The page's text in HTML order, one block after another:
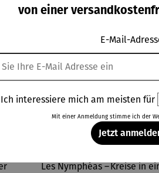
Preis:
€
Holz
Regulärer Preis:
99,00 € 59,99
Topseller der Kategorie
von einer
E-Mail-
Ich interessiere mich am meisten für
Mit einer Anmeldung stimme ich der
Jetzt